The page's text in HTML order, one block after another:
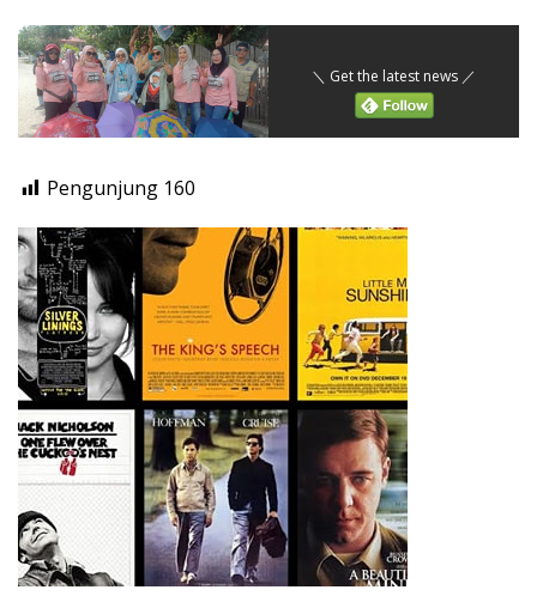
＼ Get the latest news ／
Pengunjung 160